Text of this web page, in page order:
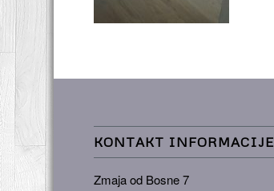
KONTAKT INFORMACIJE
Zmaja od Bosne 7